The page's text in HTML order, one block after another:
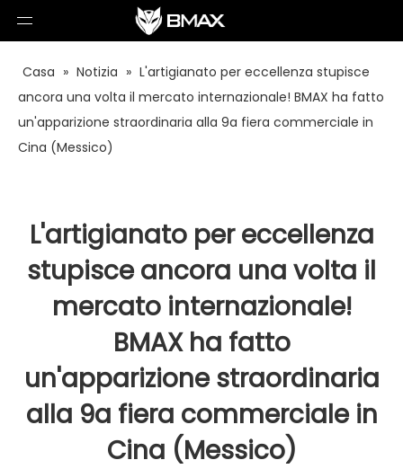
Casa » Notizia » L'artigianato per eccellenza stupisce
ancora una volta il mercato internazionale! BMAX ha fatto
un'apparizione straordinaria alla 9a fiera commerciale in
Cina (Messico)
L'artigianato per eccellenza
stupisce ancora una volta il
mercato internazionale!
BMAX ha fatto
un'apparizione straordinaria
alla 9a fiera commerciale in
Cina (Messico)